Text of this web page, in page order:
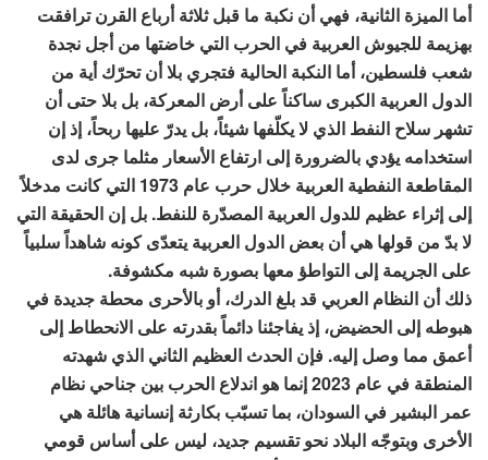
أما الميزة الثانية، فهي أن نكبة ما قبل ثلاثة أرباع القرن ترافقت
بهزيمة للجيوش العربية في الحرب التي خاضتها من أجل نجدة
شعب فلسطين، أما النكبة الحالية فتجري بلا أن تحرّك أية من
الدول العربية الكبرى ساكناً على أرض المعركة، بل بلا حتى أن
تشهر سلاح النفط الذي لا يكلّفها شيئاً، بل يدرّ عليها ربحاً، إذ إن
استخدامه يؤدي بالضرورة إلى ارتفاع الأسعار مثلما جرى لدى
المقاطعة النفطية العربية خلال حرب عام 1973 التي كانت مدخلاً
إلى إثراء عظيم للدول العربية المصدّرة للنفط. بل إن الحقيقة التي
لا بدّ من قولها هي أن بعض الدول العربية يتعدّى كونه شاهداً سلبياً
على الجريمة إلى التواطؤ معها بصورة شبه مكشوفة.
ذلك أن النظام العربي قد بلغ الدرك، أو بالأحرى محطة جديدة في
هبوطه إلى الحضيض، إذ يفاجئنا دائماً بقدرته على الانحطاط إلى
أعمق مما وصل إليه. فإن الحدث العظيم الثاني الذي شهدته
المنطقة في عام 2023 إنما هو اندلاع الحرب بين جناحي نظام
عمر البشير في السودان، بما تسبّب بكارثة إنسانية هائلة هي
الأخرى وبتوجّه البلاد نحو تقسيم جديد، ليس على أساس قومي